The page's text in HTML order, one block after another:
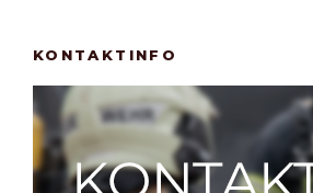
KONTAKTINFO